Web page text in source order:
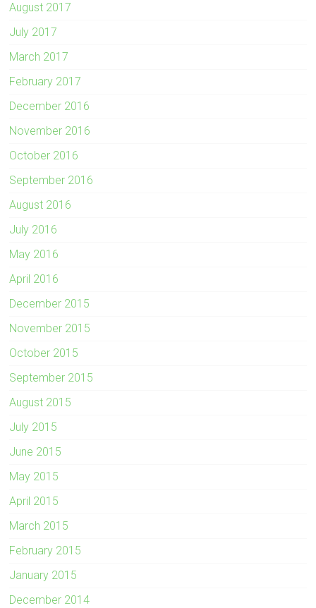
August 2017
July 2017
March 2017
February 2017
December 2016
November 2016
October 2016
September 2016
August 2016
July 2016
May 2016
April 2016
December 2015
November 2015
October 2015
September 2015
August 2015
July 2015
June 2015
May 2015
April 2015
March 2015
February 2015
January 2015
December 2014